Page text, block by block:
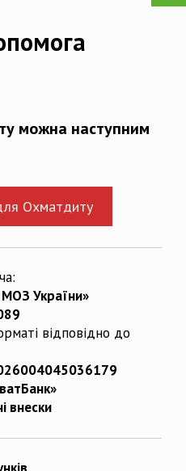
можна наступним
Охматдиту
України»
відповідно до
внески